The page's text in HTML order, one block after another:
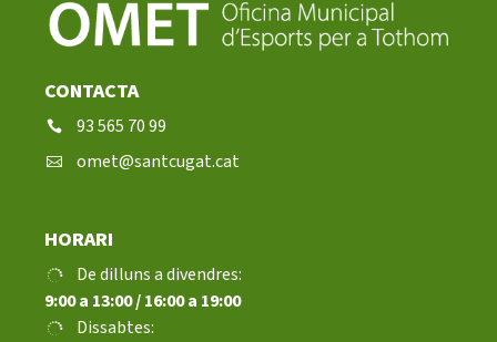
CONTACTA
93 565 70 99
omet@santcugat.cat
HORARI
De dilluns a divendres:
9:00 a 13:00 / 16:00 a 19:00
Dissabtes:
CONEIX FUNDESPLAI
Missió i valors